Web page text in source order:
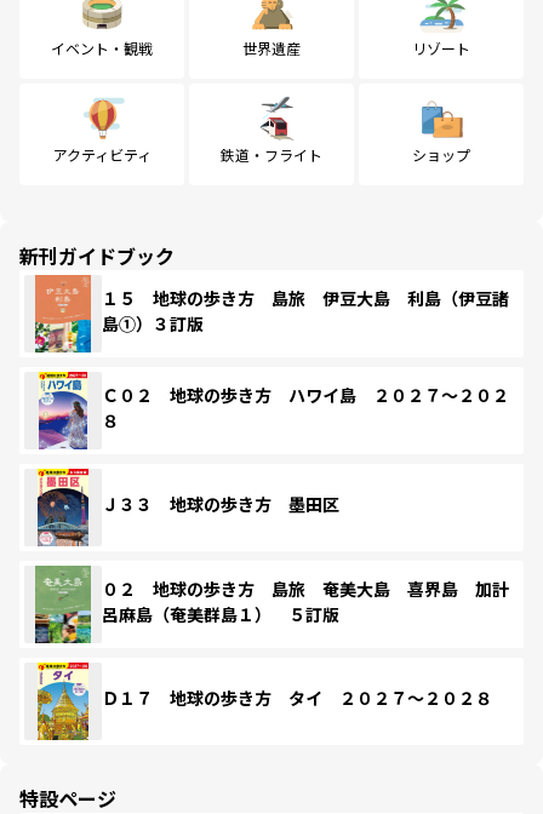
イベント・観戦 世界遺産 リゾート
アクティビティ 鉄道・フライト ショップ
新刊ガイドブック
１５ 地球の歩き方 島旅 伊豆大島 利島（伊豆諸
島①）３訂版
Ｃ０２ 地球の歩き方 ハワイ島 ２０２７～２０２
８
Ｊ３３ 地球の歩き方 墨田区
０２ 地球の歩き方 島旅 奄美大島 喜界島 加計
呂麻島（奄美群島１） ５訂版
Ｄ１７ 地球の歩き方 タイ ２０２７～２０２８
特設ページ